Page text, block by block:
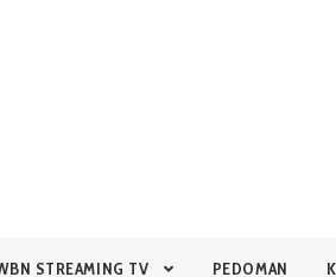
STREAMING TV
PEDOMAN